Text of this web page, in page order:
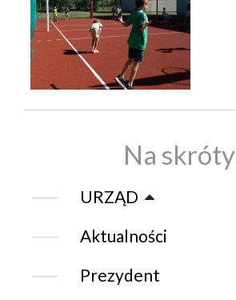
Na skróty
URZĄD
Aktualności
Prezydent